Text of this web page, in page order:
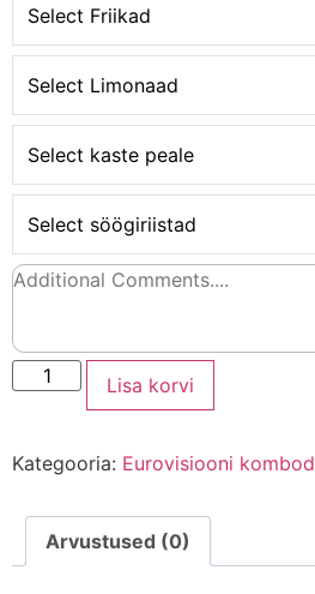
Select Friikad
Select Limonaad
Select kaste peale
Select söögiriistad
Lisa korvi
Kategooria: Eurovisiooni kombod
Arvustused (0)